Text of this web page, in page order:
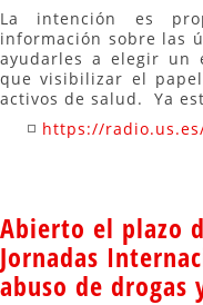
La intención es
información sobre las
ayudarles a elegir un
que visibilizar el
activos de salud. Ya
https://
Abierto el plazo
Jornadas
abuso de